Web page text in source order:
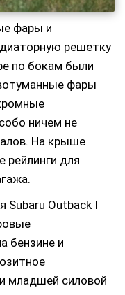
фары и
решетку
по бокам были
фары
ничем не
На крыше
рейлинги для
Subaru Outback I
бензине и
младшей силовой